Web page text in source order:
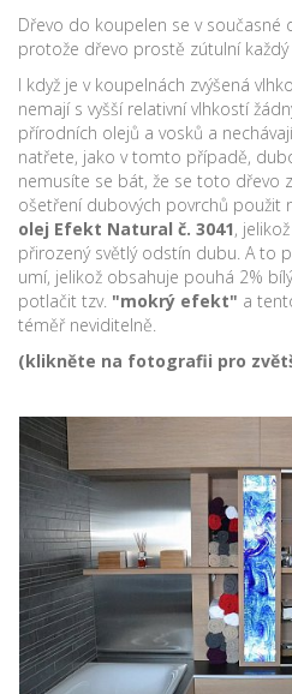
Dřevo do koupelen se v současné
protože dřevo prostě zútulní
I když je v koupelnách zvýšená
nemají s vyšší relativní vlhkostí
přírodních olejů a vosků a
natřete, jako v tomto případě,
nemusíte se bát, že se toto dřevo
ošetření dubových povrchů použit
olej Efekt Natural č. 3041,
přirozený světlý odstín dubu. A to
umí, jelikož obsahuje pouhá 2%
potlačit tzv. "mokrý efekt" a
téměř neviditelně.
(klikněte na fotografii pro